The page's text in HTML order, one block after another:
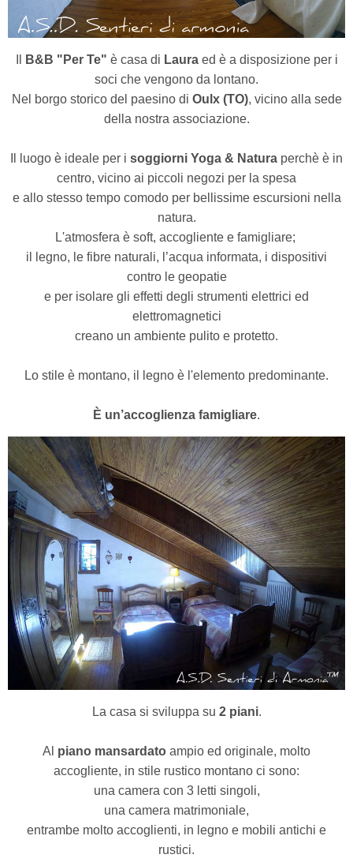
B&B "Per Te" è casa di Lauraed è a disposizione per i
soci che vengono da lontano.
Nel borgo storico del paesino di Oulx (TO), vicino alla sede
della nostra associazione.
Il luogo è ideale per i soggiorni Yoga & Natura perchè è in
centro, vicino ai piccoli negozi per la spesa
e allo stesso tempo comodo per bellissime escursioni nella
natura.
L'atmosfera è soft, accogliente e famigliare;
il legno, le fibre naturali, l’acqua informata, i dispositivi
contro le geopatie
e per isolare gli effetti degli strumenti elettrici ed
elettromagnetici
creano un ambiente pulito e protetto.
Lo stile è montano, il legno è l'elemento predominante.
È un’accoglienza famigliare.
La casa si sviluppa su 2 piani.
Al piano mansardato ampio ed originale, molto
accogliente, in stile rustico montano ci sono:
una camera con 3 letti singoli,
una camera matrimoniale,
entrambe molto accoglienti, in legno e mobili antichi e
rustici.